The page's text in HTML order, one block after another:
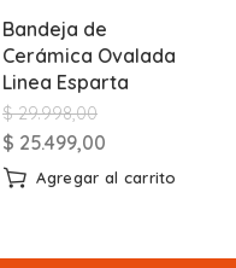
Bandeja de
Cerámica Ovalada
Linea Esparta
$29.998,00
$ 25.499,00
Agregar al carrito